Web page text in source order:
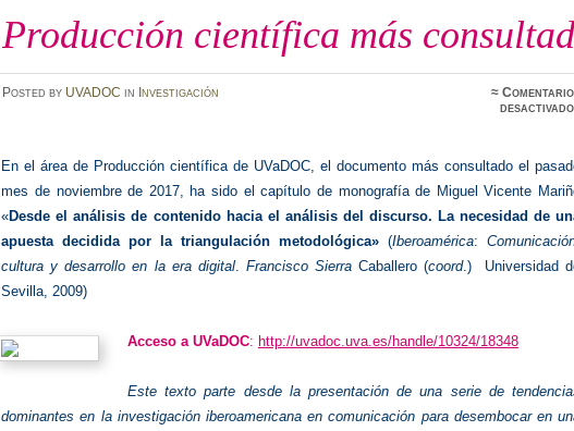
Producción científica más
Posted by UVADOC in Investigación ≈
En el área de Producción científica de UVaDOC, el documento más consultado el
mes de noviembre de 2017, ha sido el capítulo de monografía de Miguel Vicente
«Desde el análisis de contenido hacia el análisis del discurso. La necesidad de
apuesta decidida por la triangulación metodológica» (Iberoamérica:
cultura y desarrollo en la era digital. Francisco SierraCaballero (coord.) Universidad
Sevilla, 2009)
Acceso a UVaDOC: http://uvadoc.uva.es/handle/10324/18348
Este texto parte desde la presentación de una serie de
dominantes en la investigación iberoamericana en comunicación para desembocar en